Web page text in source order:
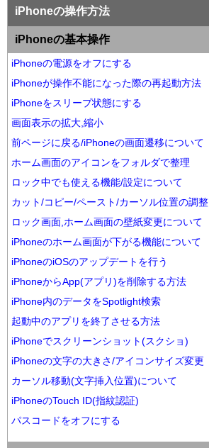
iPhoneの操作方法
iPhoneの基本操作
iPhoneの電源をオフにする
iPhoneが操作不能になった際の再起動方法
iPhoneをスリープ状態にする
画面表示の拡大,縮小
前ページに戻る/iPhoneの画面遷移について
ホーム画面のアイコンをフォルダで整理
ロック中でも使える機能/設定について
カット/コピー/ペースト/カーソル位置の調整
ロック画面,ホーム画面の壁紙変更について
iPhoneのホーム画面が下がる機能について
iPhoneのiOSのアップデートを行う
iPhoneからApp(アプリ)を削除する方法
iPhone内のデータをSpotlight検索
起動中のアプリを終了させる方法
iPhoneでスクリーンショット(スクショ)
iPhoneの文字の大きさ/アイコンサイズ変更
カーソル移動(文字挿入位置)について
iPhoneのTouch ID(指紋認証)
パスコードをオフにする